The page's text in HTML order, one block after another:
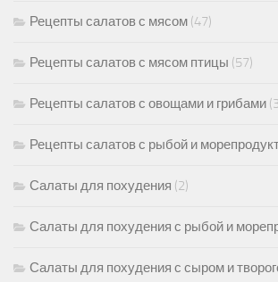
Рецепты салатов с мясом (47)
Рецепты салатов с мясом птицы (57)
Рецепты салатов с овощами и грибами
Рецепты салатов с рыбой и
Салаты для похудения (2)
Салаты для похудения с рыбой и
Салаты для похудения с сыром и